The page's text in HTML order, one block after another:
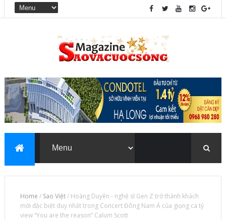
Home / Sao Việt/ Hoàng Duyên - nghệ sĩ Gen Z trở thành khách
mời đặc biệt duy nhất trong Concert Đông Nam Á của giọng ca tỷ
view “You are the reason” Calum Scott